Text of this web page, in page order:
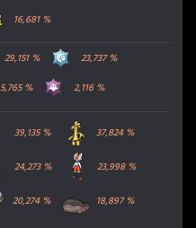
16,681%
29,151% Acier23,737%
5,765% Spectre
2,116%
39,135% 37,824%
24,273% 23,998%
20,274% 18,897%